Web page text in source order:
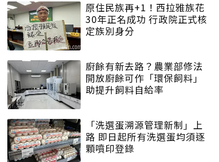
原住民族再+1！西拉雅族花
30年正名成功 行政院正式核
定族別身分
廚餘有新去路？農業部修法
開放廚餘可作「環保飼料」
助提升飼料自給率
「洗選蛋溯源管理新制」上
路 即日起所有洗選蛋均須逐
顆噴印登錄